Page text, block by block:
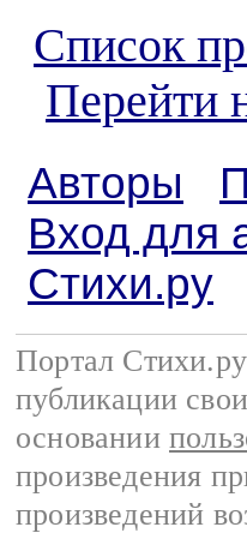
Список
Перейти
Авторы
Вход для
Стихи.ру
Портал
публикации
основании
произведения
произведений